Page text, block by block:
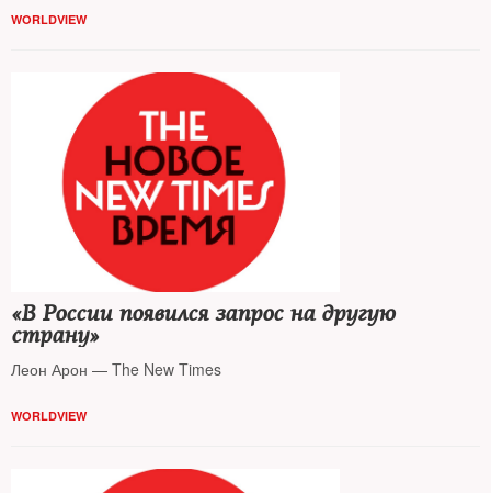
WORLDVIEW
«В России появился запрос на другую
страну»
Леон Арон — The New Times
WORLDVIEW